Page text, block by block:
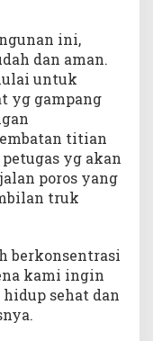
ini,
dan aman.
untuk
yg gampang
titian
yg akan
poros yang
truk
berkonsentrasi
kami ingin
sehat dan